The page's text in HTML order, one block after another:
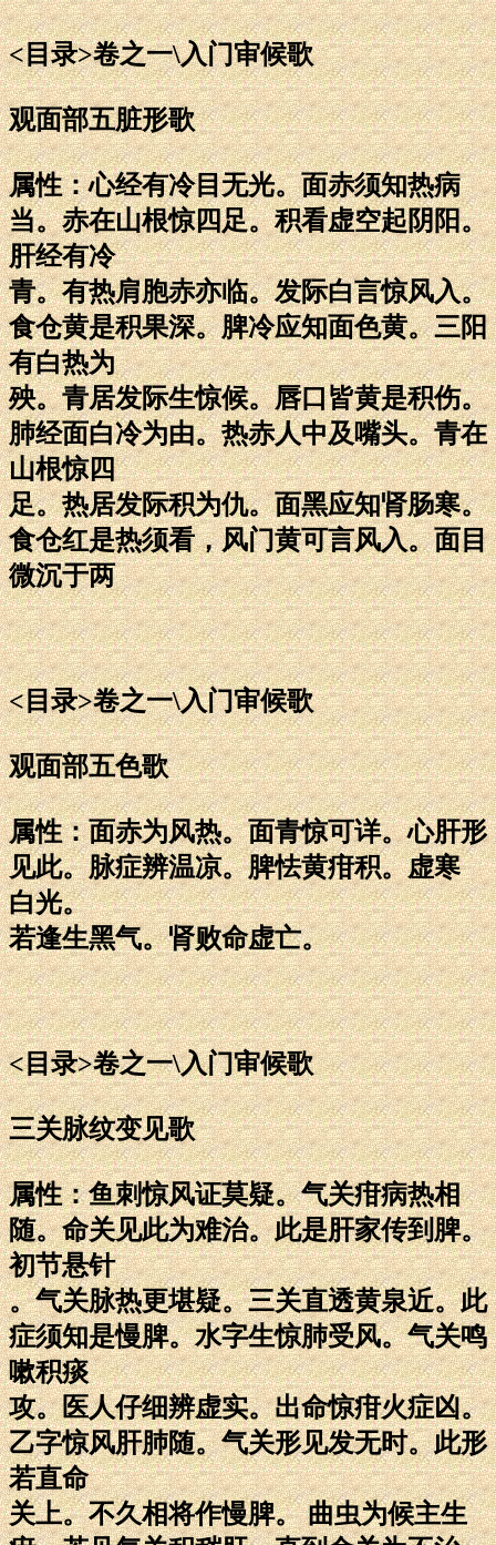
<目录>卷之一\入门审候歌
观面部五脏形歌
属性：心经有冷目无光。面赤须知热病
当。赤在山根惊四足。积看虚空起阴阳。
肝经有冷
青。有热肩胞赤亦临。发际白言惊风入。
食仓黄是积果深。脾冷应知面色黄。三阳
有白热为
殃。青居发际生惊候。唇口皆黄是积伤。
肺经面白冷为由。热赤人中及嘴头。青在
山根惊四
足。热居发际积为仇。面黑应知肾肠寒。
食仓红是热须看，风门黄可言风入。面目
微沉于两
<目录>卷之一\入门审候歌
观面部五色歌
属性：面赤为风热。面青惊可详。心肝形
见此。脉症辨温凉。脾怯黄疳积。虚寒
白光。
若逢生黑气。肾败命虚亡。
<目录>卷之一\入门审候歌
三关脉纹变见歌
属性：鱼刺惊风证莫疑。气关疳病热相
随。命关见此为难治。此是肝家传到脾。
初节悬针
。气关脉热更堪疑。三关直透黄泉近。此
症须知是慢脾。水字生惊肺受风。气关鸣
嗽积痰
攻。医人仔细辨虚实。出命惊疳火症凶。
乙字惊风肝肺随。气关形见发无时。此形
若直命
关上。不久相将作慢脾。 曲虫为候主生